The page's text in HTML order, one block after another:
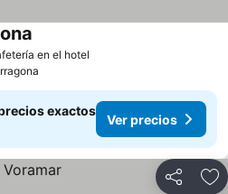
en el hotel
exactos
Ver precios
Compartir